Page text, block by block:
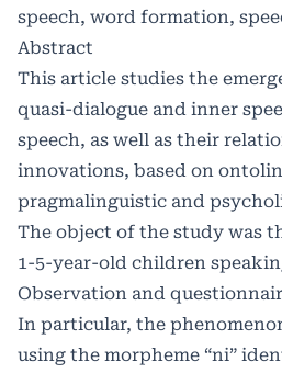
speech, word formation,
Abstract
This article studies the
quasi-dialogue and inner
speech, as well as their
innovations, based on
pragmalinguistic and
The object of the study was
1-5-year-old children
Observation and
In particular, the
using the morpheme “ni”